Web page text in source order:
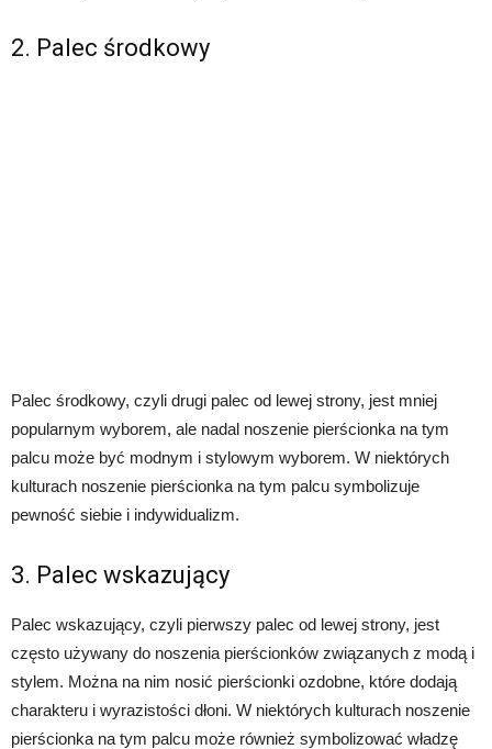
2. Palec środkowy
Palec środkowy, czyli drugi palec od lewej strony, jest mniej
popularnym wyborem, ale nadal noszenie pierścionka na tym
palcu może być modnym i stylowym wyborem. W niektórych
kulturach noszenie pierścionka na tym palcu symbolizuje
pewność siebie i indywidualizm.
3. Palec wskazujący
Palec wskazujący, czyli pierwszy palec od lewej strony, jest
często używany do noszenia pierścionków związanych z modą i
stylem. Można na nim nosić pierścionki ozdobne, które dodają
charakteru i wyrazistości dłoni. W niektórych kulturach noszenie
pierścionka na tym palcu może również symbolizować władzę